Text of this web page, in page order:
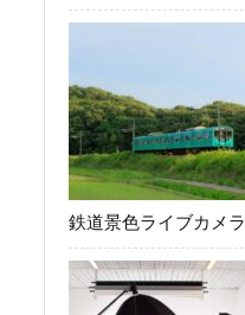
鉄道景色ライブカメラ